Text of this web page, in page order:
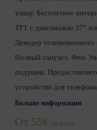
улицу. Бесплатное
TFT с диагональю 37”
Декодер
Полный санузел. Фен.
подушек.
устройство для
Больше информации
От 55€ за ночь